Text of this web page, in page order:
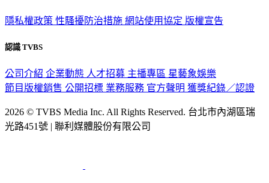
隱私權政策 性騷擾防治措施 網站使用協定 版權宣告
認識 TVBS
公司介紹 企業動態 人才招募 主播專區 星藝象娛樂
節目版權銷售 公開招標 業務服務 官方聲明 獲獎紀錄／認證
2026 © TVBS Media Inc. All Rights Reserved. 台北市內湖區瑞
光路451號 | 聯利媒體股份有限公司